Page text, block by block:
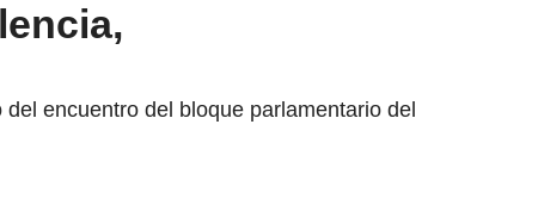
encuentro del bloque parlamentario del